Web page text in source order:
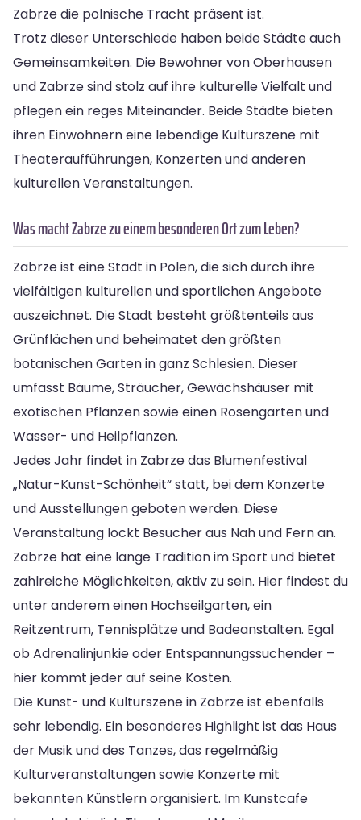
Zabrze die polnische Tracht präsent ist.
Trotz dieser Unterschiede haben beide Städte auch
Gemeinsamkeiten. Die Bewohner von Oberhausen
und Zabrze sind stolz auf ihre kulturelle Vielfalt und
pflegen ein reges Miteinander. Beide Städte bieten
ihren Einwohnern eine lebendige Kulturszene mit
Theateraufführungen, Konzerten und anderen
kulturellen Veranstaltungen.
Was macht Zabrze zu einem besonderen Ort zum Leben?
Zabrze ist eine Stadt in Polen, die sich durch ihre
vielfältigen kulturellen und sportlichen Angebote
auszeichnet. Die Stadt besteht größtenteils aus
Grünflächen und beheimatet den größten
botanischen Garten in ganz Schlesien. Dieser
umfasst Bäume, Sträucher, Gewächshäuser mit
exotischen Pflanzen sowie einen Rosengarten und
Wasser- und Heilpflanzen.
Jedes Jahr findet in Zabrze das Blumenfestival
„Natur-Kunst-Schönheit“ statt, bei dem Konzerte
und Ausstellungen geboten werden. Diese
Veranstaltung lockt Besucher aus Nah und Fern an.
Zabrze hat eine lange Tradition im Sport und bietet
zahlreiche Möglichkeiten, aktiv zu sein. Hier findest du
unter anderem einen Hochseilgarten, ein
Reitzentrum, Tennisplätze und Badeanstalten. Egal
ob Adrenalinjunkie oder Entspannungssuchender –
hier kommt jeder auf seine Kosten.
Die Kunst- und Kulturszene in Zabrze ist ebenfalls
sehr lebendig. Ein besonderes Highlight ist das Haus
der Musik und des Tanzes, das regelmäßig
Kulturveranstaltungen sowie Konzerte mit
bekannten Künstlern organisiert. Im Kunstcafe